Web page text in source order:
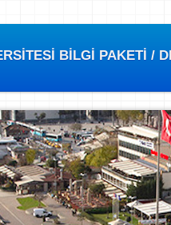
BİLGİ PAKETİ /